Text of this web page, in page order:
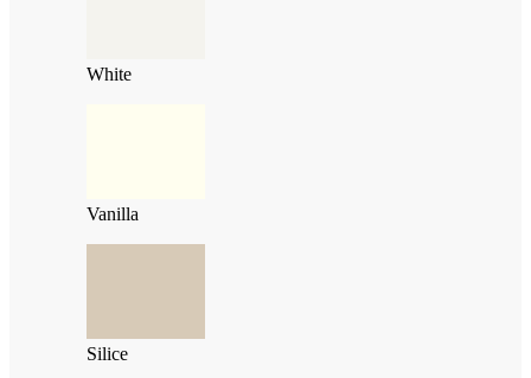
White
Vanilla
Silice